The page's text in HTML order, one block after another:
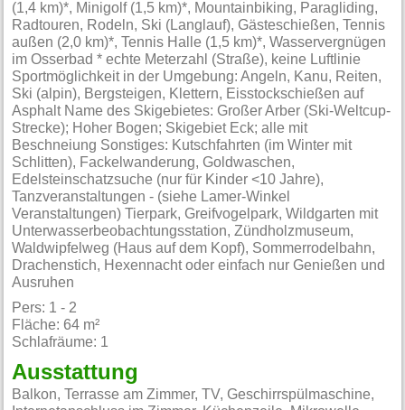
(1,4 km)*, Minigolf (1,5 km)*, Mountainbiking, Paragliding,
Radtouren, Rodeln, Ski (Langlauf), Gästeschießen, Tennis
außen (2,0 km)*, Tennis Halle (1,5 km)*, Wasservergnügen
im Osserbad * echte Meterzahl (Straße), keine Luftlinie
Sportmöglichkeit in der Umgebung: Angeln, Kanu, Reiten,
Ski (alpin), Bergsteigen, Klettern, Eisstockschießen auf
Asphalt Name des Skigebietes: Großer Arber (Ski-Weltcup-
Strecke); Hoher Bogen; Skigebiet Eck; alle mit
Beschneiung Sonstiges: Kutschfahrten (im Winter mit
Schlitten), Fackelwanderung, Goldwaschen,
Edelsteinschatzsuche (nur für Kinder <10 Jahre),
Tanzveranstaltungen - (siehe Lamer-Winkel
Veranstaltungen) Tierpark, Greifvogelpark, Wildgarten mit
Unterwasserbeobachtungsstation, Zündholzmuseum,
Waldwipfelweg (Haus auf dem Kopf), Sommerrodelbahn,
Drachenstich, Hexennacht oder einfach nur Genießen und
Ausruhen
Pers: 1 - 2
Fläche: 64 m²
Schlafräume: 1
Ausstattung
Balkon, Terrasse am Zimmer, TV, Geschirrspülmaschine,